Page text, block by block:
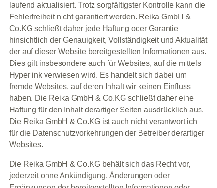
laufend aktualisiert. Trotz sorgfältigster Kontrolle kann die
Fehlerfreiheit nicht garantiert werden. Reika GmbH &
Co.KG schließt daher jede Haftung oder Garantie
hinsichtlich der Genauigkeit, Vollständigkeit und Aktualität
der auf dieser Website bereitgestellten Informationen aus.
Dies gilt insbesondere auch für Websites, auf die mittels
Hyperlink verwiesen wird. Es handelt sich dabei um
fremde Websites, auf deren Inhalt wir keinen Einfluss
haben. Die Reika GmbH & Co.KG schließt daher eine
Haftung für den Inhalt derartiger Seiten ausdrücklich aus.
Die Reika GmbH & Co.KG ist auch nicht verantwortlich
für die Datenschutzvorkehrungen der Betreiber derartiger
Websites.
Die Reika GmbH & Co.KG behält sich das Recht vor,
jederzeit ohne Ankündigung, Änderungen oder